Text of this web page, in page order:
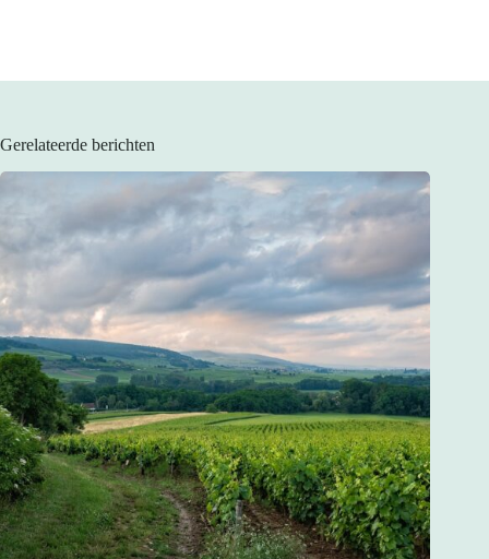
Gerelateerde berichten